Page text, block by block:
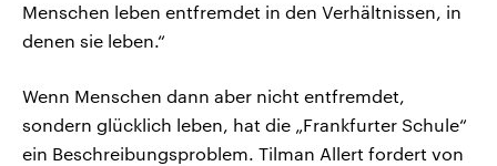
Menschen leben entfremdet in den Verhältnissen, in
denen sie leben.“
Wenn Menschen dann aber nicht entfremdet,
sondern glücklich leben, hat die „Frankfurter Schule“
ein Beschreibungsproblem. Tilman Allert fordert von